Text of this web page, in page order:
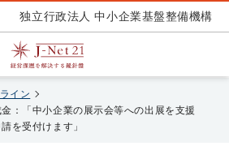
独立行政法人 中小企業基盤整備機構
イン
金：「中小企業の展示会等への出展を支援
を受付けます」